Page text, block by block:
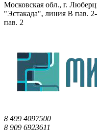
Московская обл., г.
"Эстакада", линия В пав.
пав. 2
8 499 4097500
8 909 6923611